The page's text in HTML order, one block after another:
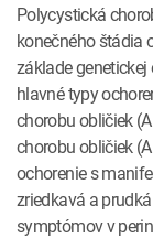
Polycystická
konečného štádia
základe
hlavné typy
chorobu obličiek
chorobu obličiek
ochorenie s
zriedkavá a
symptómov v